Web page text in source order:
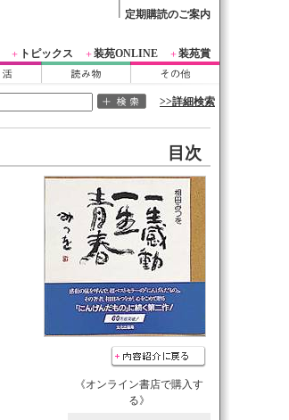
定期購読のご案内
＋ トピックス ＋装苑ONLINE ＋装苑賞
>>詳細検索
目次
《オンライン書店で購入す
る》